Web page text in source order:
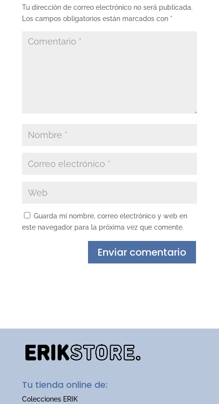
Tu dirección de correo electrónico no será publicada.
Los campos obligatorios están marcados con *
Guarda mi nombre, correo electrónico y web en
este navegador para la próxima vez que comente.
Tu tienda online de:
Colecciones ERIK